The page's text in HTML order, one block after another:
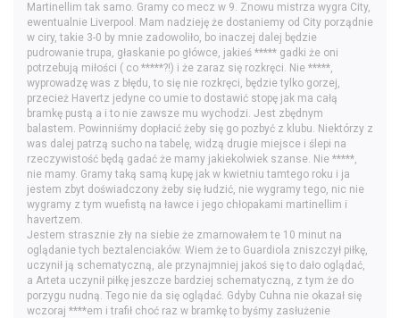
Martinellim tak samo. Gramy co mecz w 9. Znowu mistrza wygra City,
ewentualnie Liverpool. Mam nadzieję że dostaniemy od City porządnie
w ciry, takie 3-0 by mnie zadowoliło, bo inaczej dalej będzie
pudrowanie trupa, głaskanie po główce, jakieś ***** gadki że oni
potrzebują miłości ( co *****?!) i że zaraz się rozkręci. Nie *****,
wyprowadzę was z błędu, to się nie rozkręci, będzie tylko gorzej,
przecież Havertz jedyne co umie to dostawić stopę jak ma całą
bramkę pustą a i to nie zawsze mu wychodzi. Jest zbędnym
balastem. Powinniśmy dopłacić żeby się go pozbyć z klubu. Niektórzy z
was dalej patrzą sucho na tabelę, widzą drugie miejsce i ślepi na
rzeczywistość będą gadać że mamy jakiekolwiek szanse. Nie *****,
nie mamy. Gramy taką samą kupę jak w kwietniu tamtego roku i ja
jestem zbyt doświadczony żeby się łudzić, nie wygramy tego, nic nie
wygramy z tym wuefistą na ławce i jego chłopakami martinellim i
havertzem.
Jestem strasznie zły na siebie że zmarnowałem te 10 minut na
oglądanie tych beztalenciaków. Wiem że to Guardiola zniszczył piłkę,
uczynił ją schematyczną, ale przynajmniej jakoś się to dało oglądać,
a Arteta uczynił piłkę jeszcze bardziej schematyczną, z tym że do
porzygu nudną. Tego nie da się oglądać. Gdyby Cuhna nie okazał się
wczoraj ****em i trafił choć raz w bramkę to byśmy zasłużenie